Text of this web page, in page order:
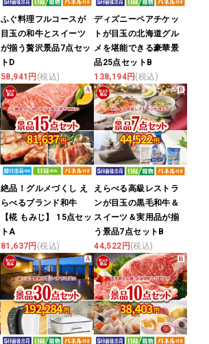
ふぐ料理フルコースが
目玉の和牛とスイーツ
が揃う贅沢景品7点セッ
トD
58,941円 (税込)
ディズニーペアチケッ
トが目玉の北海道グル
メを堪能できる豪華景
品25点セットB
138,194円 (税込)
絶品！グルメづくし え
らべるブランド和牛
【椛 もみじ】 15点セッ
トA
81,637円 (税込)
えらべる高級レストラ
ンが目玉の黒毛和牛＆
スイーツ＆実用品が揃
う景品7点セットB
44,522円 (税込)